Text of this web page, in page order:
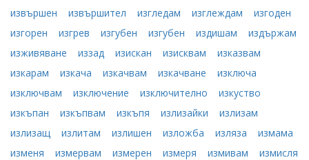
извършен
извършител изгледам изглеждам
изгоден
изгорен
изгрев изгубен изгубен издишам
издържам
изживяване
иззад изискан изисквам
изказвам
изкарам
изкача изкачвам изкачване
изключа
изключвам
изключение изключително
изкуство
изкъпан
изкъпвам изкъпя излизайки
излизам
излизащ
излитам излишен изложба изляза
измама
изменя
измервам измерен измеря измивам
измисля